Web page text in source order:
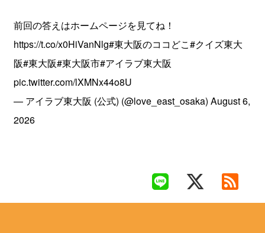
前回の答えはホームページを見てね！
https://t.co/x0HiVanNlg#東大阪のココどこ#クイズ東大
阪#東大阪#東大阪市#アイラブ東大阪
pic.twitter.com/lXMNx44o8U
— アイラブ東大阪 (公式) (@love_east_osaka)August 6,
2026